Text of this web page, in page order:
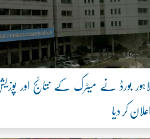
لاہور بورڈ نے میٹرک کے نتائج اور
اعلان کر دیا